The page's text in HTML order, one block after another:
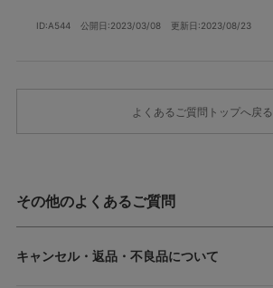
ID:A544 公開日:2023/03/08 更新日:2023/08/23
よくあるご質問トップへ戻る
その他のよくあるご質問
キャンセル・返品・不良品について